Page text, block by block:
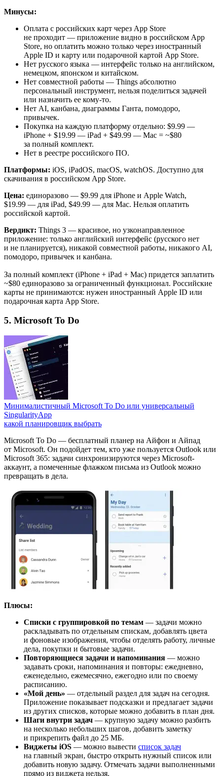
Минусы:
Оплата с российских карт через App Store
не проходит — приложение видно в российском App
Store, но оплатить можно только через иностранный
Apple ID и карту или подарочной картой App Store.
Нет русского языка — интерфейс только на английском,
немецком, японском и китайском.
Нет совместной работы — Things абсолютно
персональный инструмент, нельзя поделиться задачей
или назначить ее кому-то.
Нет AI, канбана, диаграммы Ганта, помодоро,
привычек.
Покупка на каждую платформу отдельно: $9.99 —
iPhone + $19.99 — iPad + $49.99 — Mac = ~$80
за полный комплект.
Нет в реестре российского ПО.
Платформы: iOS, iPadOS, macOS, watchOS. Доступно для
скачивания в российском App Store.
Цена: единоразово — $9.99 для iPhone и Apple Watch,
$19.99 — для iPad, $49.99 — для Mac. Нельзя оплатить
российской картой.
Вердикт: Things 3 — красивое, но узконаправленное
приложение: только английский интерфейс (русского нет
и не планируется), никакой совместной работы, никакого AI,
помодоро, привычек и канбана.
За полный комплект (iPhone + iPad + Mac) придется заплатить
~$80 единоразово за ограниченный функционал. Российские
карты не принимаются: нужен иностранный Apple ID или
подарочная карта App Store.
5. Microsoft To Do
Минималистичный Microsoft To Do или универсальный
SingularityApp
какой планировщик выбрать
Microsoft To Do — бесплатный планер на Айфон и Айпад
от Microsoft. Он подойдет тем, кто уже пользуется Outlook или
Microsoft 365: задачи синхронизируются через Microsoft-
аккаунт, а помеченные флажком письма из Outlook можно
превращать в дела.
Плюсы:
Списки с группировкой по темам — задачи можно
раскладывать по отдельным спискам, добавлять цвета
и фоновые изображения, чтобы отделять работу, личные
дела, покупки и бытовые задачи.
Повторяющиеся задачи и напоминания — можно
задавать сроки, напоминания и повторы: ежедневно,
еженедельно, ежемесячно, ежегодно или по своему
расписанию.
«Мой день» — отдельный раздел для задач на сегодня.
Приложение показывает подсказки и предлагает задачи
из других списков, которые можно добавить в план дня.
Шаги внутри задач — крупную задачу можно разбить
на несколько небольших шагов, добавить заметку
и прикрепить файл до 25 МБ.
Виджеты iOS — можно вывести список задач
на главный экран, быстро открыть нужный список или
добавить новую задачу. Отмечать задачи выполненными
прямо из виджета нельзя.